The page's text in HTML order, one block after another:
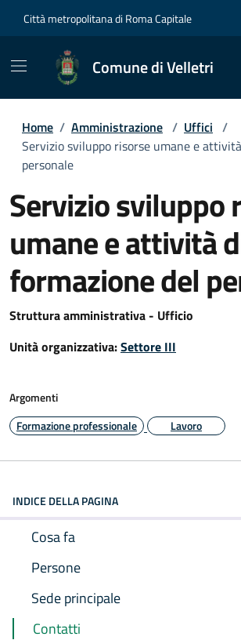
Città metropolitana di Roma Capitale
Comune di Velletri
Home / Amministrazione / Uffici /
Servizio sviluppo risorse umane e
personale
Servizio sviluppo
umane e attività
formazione del
Struttura amministrativa - Ufficio
Unità organizzativa:Settore III
Argomenti
Formazione professionale
Lavoro
INDICE DELLA PAGINA
Cosa fa
Persone
Sede principale
Contatti